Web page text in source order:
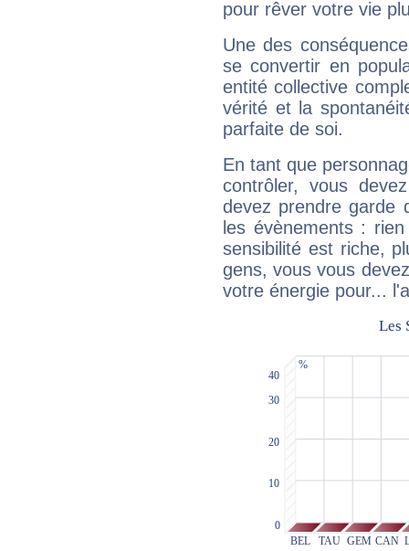
pour rêver votre vie
Une des
se convertir en
entité collective
vérité et la
parfaite de soi.
En tant que
contrôler, vous
devez prendre garde
les évènements :
sensibilité est riche,
gens, vous vous
votre énergie pour...